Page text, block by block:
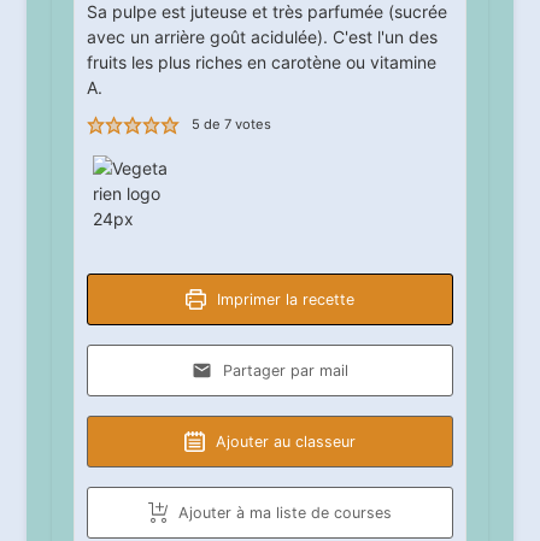
Sa pulpe est juteuse et très parfumée (sucrée
avec un arrière goût acidulée). C'est l'un des
fruits les plus riches en carotène ou vitamine
A.
5 de 7votes
Imprimer la recette
Partager par mail
Ajouter au classeur
Ajouter à ma liste de courses